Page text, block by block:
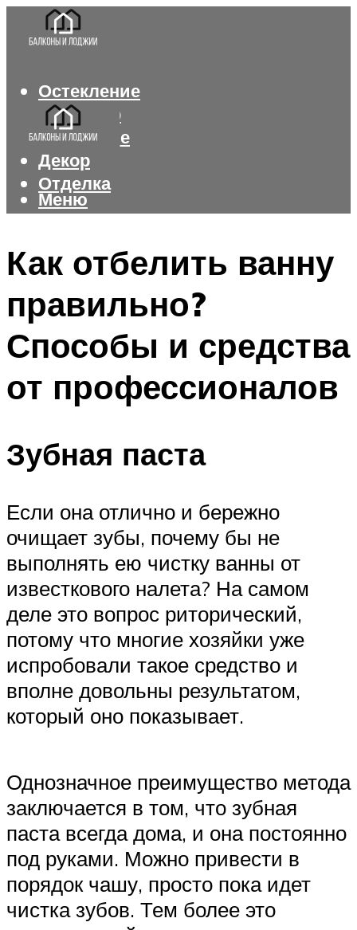
Остекление
Интерьер
Утепление
Декор
Отделка
Меню
Как отбелить ванну
правильно?
Способы и средства
от профессионалов
Зубная паста
Если она отлично и бережно
очищает зубы, почему бы не
выполнять ею чистку ванны от
известкового налета? На самом
деле это вопрос риторический,
потому что многие хозяйки уже
испробовали такое средство и
вполне довольны результатом,
который оно показывает.
Однозначное преимущество метода
заключается в том, что зубная
паста всегда дома, и она постоянно
под руками. Можно привести в
порядок чашу, просто пока идет
чистка зубов. Тем более это